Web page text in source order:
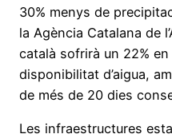
30% menys de
la Agència Catalana de
català sofrirà un 22%
disponibilitat d’aigua,
de més de 20 dies
Les infraestructures